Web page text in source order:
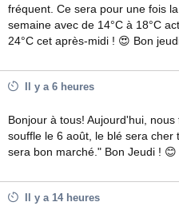
fréquent. Ce sera pour une fois
semaine avec de 14°C à 18°C
24°C cet après-midi ! 😍 Bon
Il y a 6 heures
Bonjour à tous! Aujourd'hui,
souffle le 6 août, le blé sera cher
sera bon marché." Bon Jeudi ! 😊
Il y a 14 heures